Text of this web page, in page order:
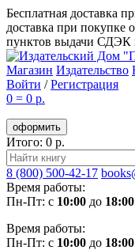
Бесплатная доставка
доставка при покупке
пунктов выдачи СДЭК
Магазин Издательство
Войти /Регистрация
0 = 0 р.
оформить
Итого: 0 р.
8 (800) 500-42-17
Время работы:
Пн-Пт: с 10:00 до 18:00
Время работы:
Пн-Пт: с 10:00 до 18:00